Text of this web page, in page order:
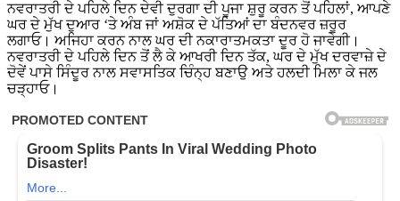
ਨਵਰਾਤਰੀ ਦੇ ਪਹਿਲੇ ਦਿਨ ਦੇਵੀ ਦੁਰਗਾ ਦੀ ਪੂਜਾ ਸ਼ੁਰੂ ਕਰਨ ਤੋਂ ਪਹਿਲਾਂ, ਆਪਣੇ
ਘਰ ਦੇ ਮੁੱਖ ਦੁਆਰ ‘ਤੇ ਅੰਬ ਜਾਂ ਅਸ਼ੋਕ ਦੇ ਪੱਤਿਆਂ ਦਾ ਬੰਦਨਵਰ ਜ਼ਰੂਰ
ਲਗਾਓ। ਅਜਿਹਾ ਕਰਨ ਨਾਲ ਘਰ ਦੀ ਨਕਾਰਾਤਮਕਤਾ ਦੂਰ ਹੋ ਜਾਵੇਗੀ।
ਨਵਰਾਤਰੀ ਦੇ ਪਹਿਲੇ ਦਿਨ ਤੋਂ ਲੈ ਕੇ ਆਖਰੀ ਦਿਨ ਤੱਕ, ਘਰ ਦੇ ਮੁੱਖ ਦਰਵਾਜ਼ੇ ਦੇ
ਦੋਵੇਂ ਪਾਸੇ ਸਿੰਦੂਰ ਨਾਲ ਸਵਾਸਤਿਕ ਚਿੰਨ੍ਹ ਬਣਾਉ ਅਤੇ ਹਲਦੀ ਮਿਲਾ ਕੇ ਜਲ
ਚੜ੍ਹਾਓ।